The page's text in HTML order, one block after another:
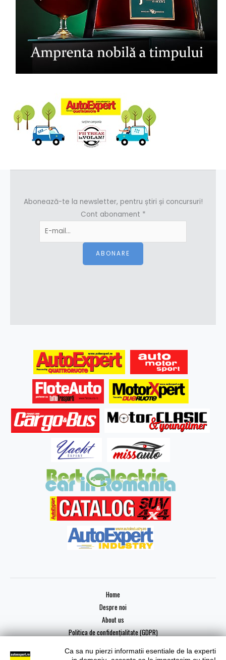
Abonează-te la newsletter, pentru știri și concursuri!
Cont abonament *
ABONARE
Home
Despre noi
About us
Politica de confidențialitate (GDPR)
Ca sa nu pierzi informatii esentiale de la experti